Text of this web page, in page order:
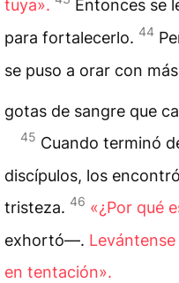
tuya».
Entonces se
para fortalecerlo. 44
se puso a orar con
gotas de sangre que
45 Cuando terminó
discípulos, los
tristeza. 46 «¿Por qué
exhortó—.
en tentación».